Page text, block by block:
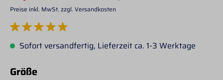
Preise inkl. MwSt. zzgl. Versandkosten
Durchschnittliche Bewertung von 5 von 5 Sternen
Sofort versandfertig, Lieferzeit ca. 1-3 Werktage
Größeauswählen